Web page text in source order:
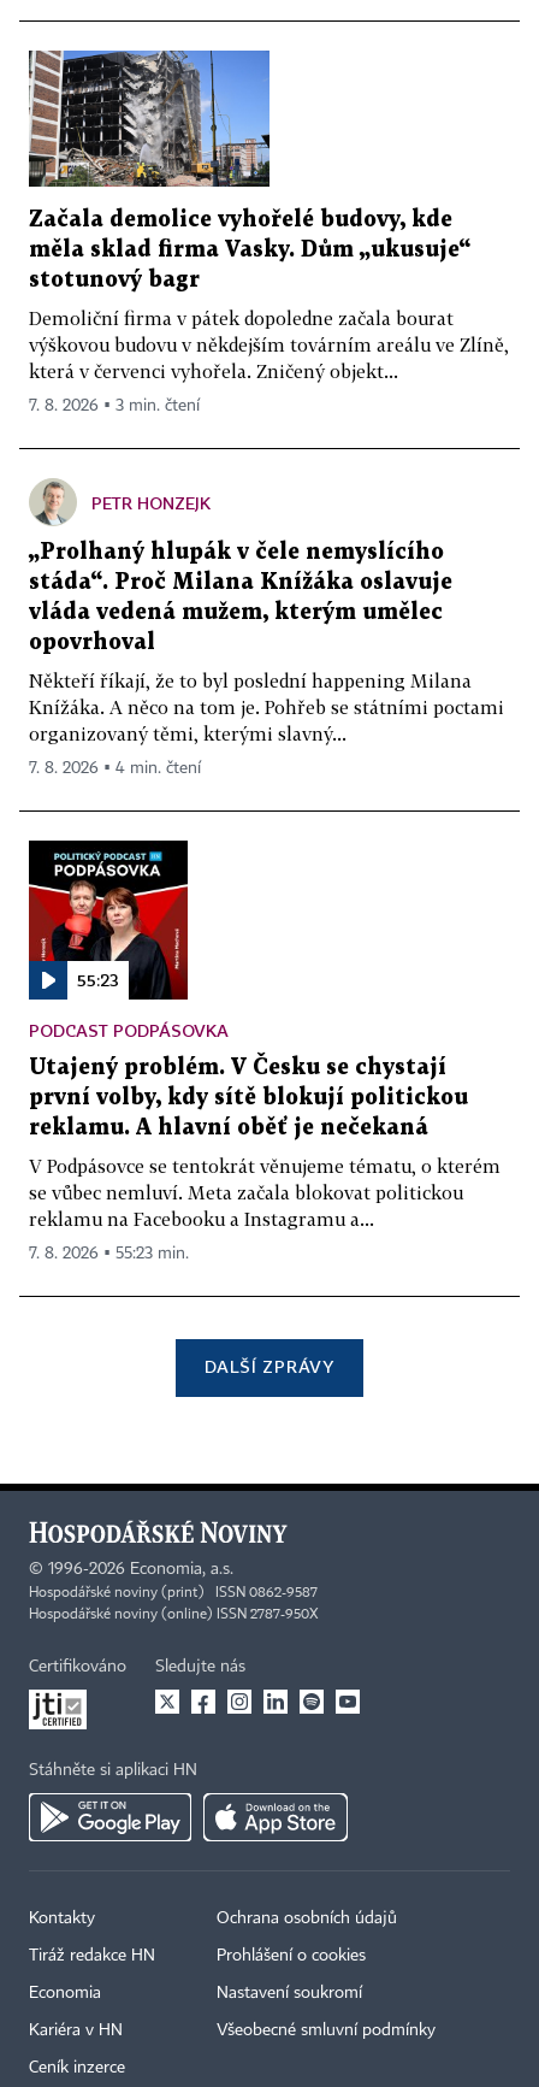
Začala demolice vyhořelé budovy, kde
měla sklad firma Vasky. Dům „ukusuje“
stotunový bagr
Demoliční firma v pátek dopoledne začala bourat
výškovou budovu v někdejším továrním areálu ve Zlíně,
která v červenci vyhořela. Zničený objekt...
7. 8. 2026 ▪ 3 min. čtení
PETR HONZEJK
„Prolhaný hlupák v čele nemyslícího
stáda“. Proč Milana Knížáka oslavuje
vláda vedená mužem, kterým umělec
opovrhoval
Někteří říkají, že to byl poslední happening Milana
Knížáka. A něco na tom je. Pohřeb se státními poctami
organizovaný těmi, kterými slavný...
7. 8. 2026 ▪ 4 min. čtení
55:23
PODCAST PODPÁSOVKA
Utajený problém. V Česku se chystají
první volby, kdy sítě blokují politickou
reklamu. A hlavní oběť je nečekaná
V Podpásovce se tentokrát věnujeme tématu, o kterém
se vůbec nemluví. Meta začala blokovat politickou
reklamu na Facebooku a Instagramu a...
7. 8. 2026 ▪ 55:23 min.
DALŠÍ ZPRÁVY
© 1996-2026 Economia, a.s.
Hospodářské noviny (print) ISSN 0862-9587
Hospodářské noviny (online) ISSN 2787-950X
Certifikováno Sledujte nás
Stáhněte si aplikaci HN
Kontakty
Tiráž redakce HN
Economia
Kariéra v HN
Ceník inzerce
Ochrana osobních údajů
Prohlášení o cookies
Nastavení soukromí
Všeobecné smluvní podmínky